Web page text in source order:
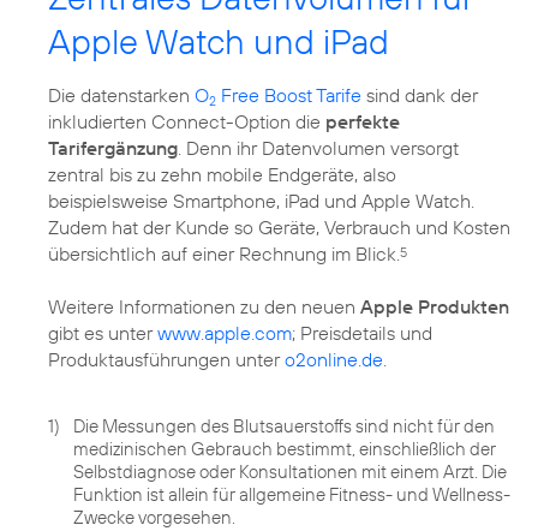
Apple Watch und iPad
Die datenstarken O2 Free Boost Tarife sind dank der
inkludierten Connect-Option die perfekte
Tarifergänzung. Denn ihr Datenvolumen versorgt
zentral bis zu zehn mobile Endgeräte, also
beispielsweise Smartphone, iPad und Apple Watch.
Zudem hat der Kunde so Geräte, Verbrauch und Kosten
übersichtlich auf einer Rechnung im Blick.5
Weitere Informationen zu den neuen Apple Produkten
gibt es unterwww.apple.com; Preisdetails und
Produktausführungen untero2online.de.
1)
Die Messungen des Blutsauerstoffs sind nicht für den
medizinischen Gebrauch bestimmt, einschließlich der
Selbstdiagnose oder Konsultationen mit einem Arzt. Die
Funktion ist allein für allgemeine Fitness- und Wellness-
Zwecke vorgesehen.